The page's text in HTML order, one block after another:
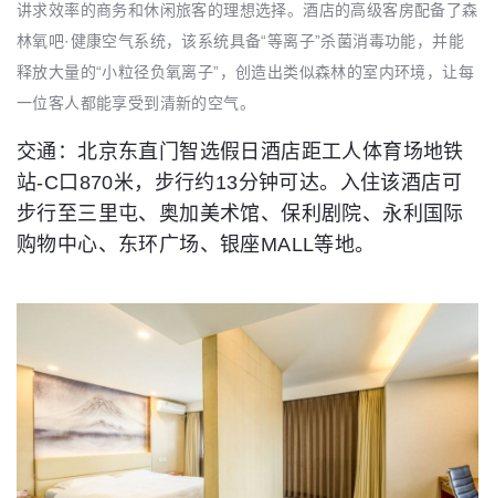
讲求效率的商务和休闲旅客的理想选择。酒店的高级客房配备了森
林氧吧·健康空气系统，该系统具备“等离子”杀菌消毒功能，并能
释放大量的“小粒径负氧离子”，创造出类似森林的室内环境，让每
一位客人都能享受到清新的空气。
交通：北京东直门智选假日酒店距工人体育场地铁
站-C口870米，步行约13分钟可达。入住该酒店可
步行至三里屯、奥加美术馆、保利剧院、永利国际
购物中心、东环广场、银座MALL等地。